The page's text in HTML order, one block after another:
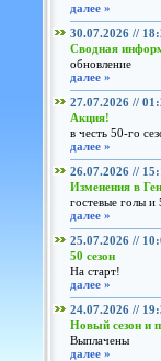
далее »
30.07.2026 //
Сводная
обновление
далее »
27.07.2026 //
Акция!
в честь 50-го
далее »
26.07.2026 //
Изменения в
гостевые голы и
далее »
25.07.2026 //
50 сезон
На старт!
далее »
24.07.2026 //
Новый сезон и
Выплачены
далее »